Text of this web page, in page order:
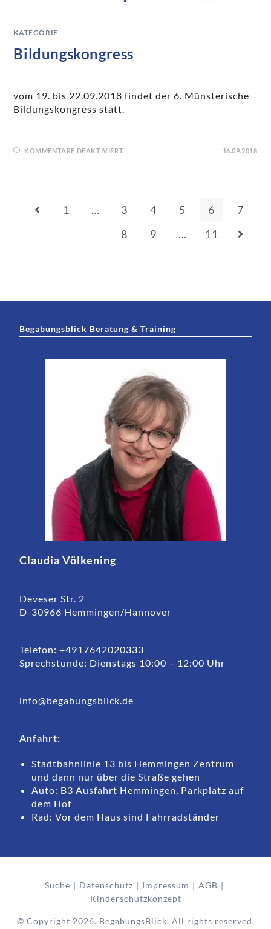
KATEGORIE
Bildungskongress
vom 19. bis 22.09.2018 findet der 6. Münsterische
Bildungskongress statt.
KOMMENTARE DEAKTIVIERT 16.09.2018
1 … 3 4 5 6
7
8
9 … 11
Begabungsblick Beratung & Training
Claudia Völkening
Deveser Str. 2
D-30966 Hemmingen/Hannover
Telefon: +4917642020333
Sprechstunde: Dienstags 10:00 – 12:00 Uhr
info@begabungsblick.de
Anfahrt:
Stadtbahnlinie 13 bis Hemmingen Zentrum
und dann nur über die Straße gehen
Auto: B3 Ausfahrt Hemmingen, Parkplatz auf
dem Hof
Rad: Vor dem Haus sind Fahrradständer
Suche Datenschutz Impressum
AGB
Kinderschutzkonzept
© Copyright 2026. BegabungsBlick. All rights reserved.